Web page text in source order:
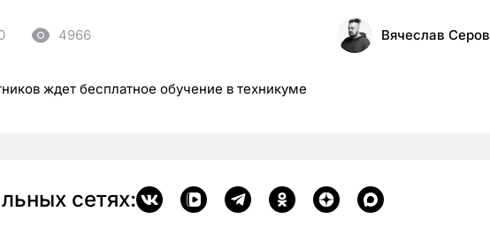
4966 Вячеслав Серов
ждет бесплатное обучение в техникуме
сетях: